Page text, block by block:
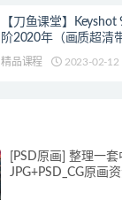
【刀鱼课堂】
阶2020年（画质超清
精品课程 2023-02-12
[PSD原画] 整理一
JPG+PSD_CG原画